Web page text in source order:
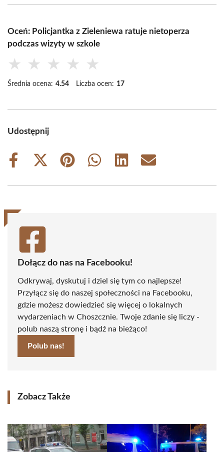
Oceń: Policjantka z Zieleniewa ratuje nietoperza
podczas wizyty w szkole
★ ★ ★ ★ ★
Średnia ocena: 4.54 Liczba ocen: 17
Udostępnij
Share
Share
(Twitter)
Share
Share
Share
Share
Dołącz do nas na Facebooku!
Odkrywaj, dyskutuj i dziel się tym co najlepsze!
Przyłącz się do naszej społeczności na Facebooku,
gdzie możesz dowiedzieć się więcej o lokalnych
wydarzeniach w Choszcznie. Twoje zdanie się liczy -
polub naszą stronę i bądź na bieżąco!
Polub nas!
Zobacz Także